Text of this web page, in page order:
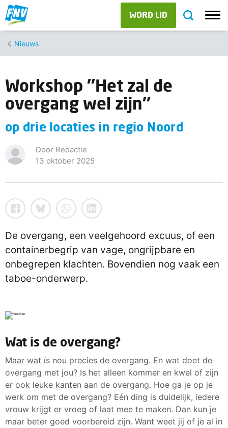
WORD LID
Nieuws
Workshop ''Het zal de
overgang wel zijn''
op drie locaties in regio Noord
Door Redactie
13 oktober 2025
De overgang, een veelgehoord excuus, of een
containerbegrip van vage, ongrijpbare en
onbegrepen klachten. Bovendien nog vaak een
taboe-onderwerp.
Wat is de overgang?
Maar wat ís nou precies de overgang. En wat doet de
overgang met jou? Is het alleen kommer en kwel of zijn
er ook leuke kanten aan de overgang. Hoe ga je op je
werk om met de overgang? Eén ding is duidelijk, iedere
vrouw krijgt er vroeg of laat mee te maken. Dan kun je
maar beter goed voorbereid zijn. Want weet jij of je al in